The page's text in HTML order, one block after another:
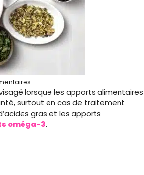
lorsque les apports alimentaires
surtout en cas de traitement
gras et les apports
oméga-3.